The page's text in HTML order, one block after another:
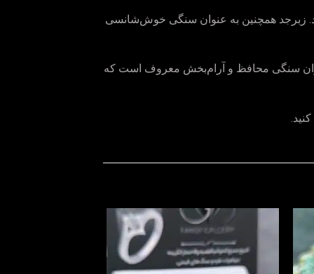
زبرجد همچنین به عنوان سنگی خوش‌شانسی
سنگی محافظ و آرام‌بخش معروف است که